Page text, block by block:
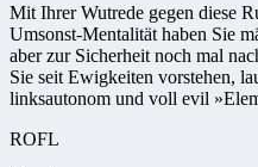
Mit Ihrer Wutrede gegen diese
Umsonst-Mentalität haben Sie
aber zur Sicherheit noch mal
Sie seit Ewigkeiten vorstehen,
linksautonom und voll evil
ROFL